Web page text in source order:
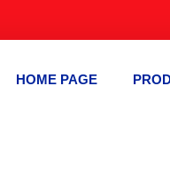
HOME PAGE